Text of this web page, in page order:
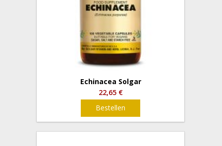
Echinacea Solgar
22,65 €
Bestellen